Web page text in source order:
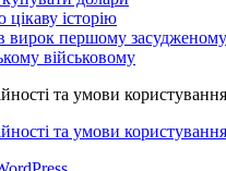
історію
вирок першому
військовому
та умови
та умови